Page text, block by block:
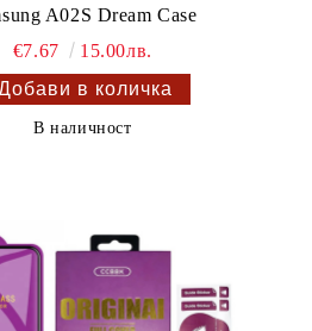
A02S Dream Case
€7.67
15.00лв.
В наличност